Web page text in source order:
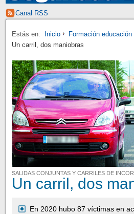
Canal RSS
Estás en: Inicio Formación educación
Un carril, dos maniobras
SALIDAS CONJUNTAS Y CARRILES DE
Un carril, dos
En 2020 hubo 87 víctimas en